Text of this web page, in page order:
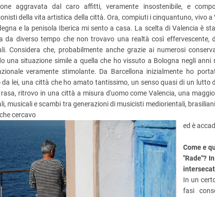
aggravata dal caro affitti, veramente insostenibile, e
della vita artistica della città. Ora, compiuti i cinquantuno, vivo
e la penisola Iberica mi sento a casa. La scelta di Valencia è
da diverso tempo che non trovavo una realtà così effervescente,
Considera che, probabilmente anche grazie ai numerosi
una situazione simile a quella che ho vissuto a Bologna negli anni
veramente stimolante. Da Barcellona inizialmente ho
lei, una città che ho amato tantissimo, un senso quasi di un lutto
ritrovo in una città a misura d'uomo come Valencia, una
musicali e scambi tra generazioni di musicisti mediorientali,
cercavo
ed è
Come e
"Rade"?
In un
fasi